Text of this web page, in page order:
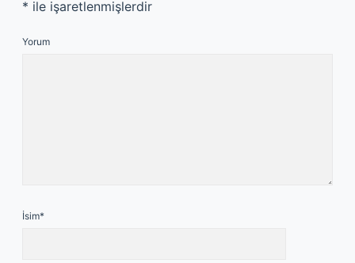
* ile işaretlenmişlerdir
Yorum
İsim*